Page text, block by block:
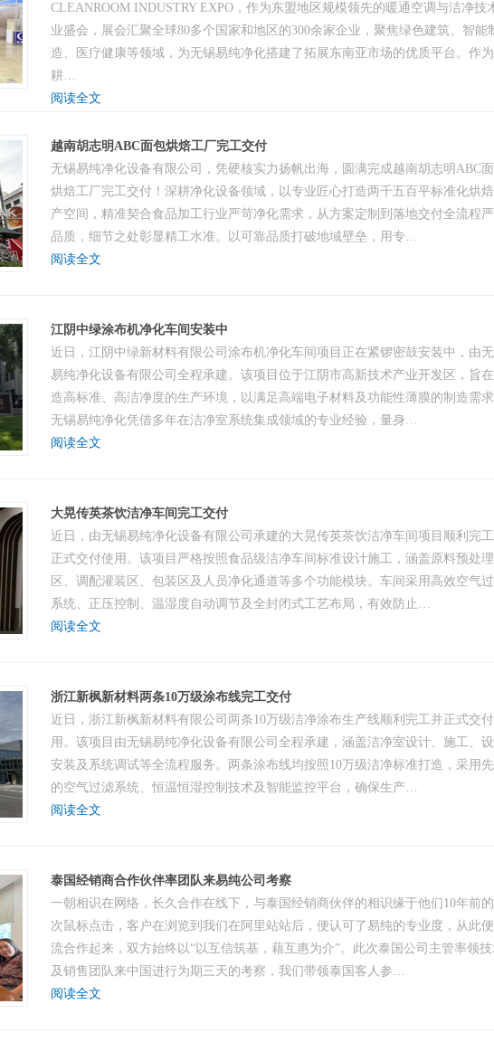
CLEANROOM INDUSTRY EXPO，作为东盟地区规模领先的暖通空调与洁净技
业盛会，展会汇聚全球80多个国家和地区的300余家企业，聚焦绿色建筑、智能
造、医疗健康等领域，为无锡易纯净化搭建了拓展东南亚市场的优质平台。作
耕…
阅读全文
越南胡志明ABC面包烘焙工厂完工交付
无锡易纯净化设备有限公司，凭硬核实力扬帆出海，圆满完成越南胡志明ABC
烘焙工厂完工交付！深耕净化设备领域，以专业匠心打造两千五百平标准化烘
产空间，精准契合食品加工行业严苛净化需求，从方案定制到落地交付全流程
品质，细节之处彰显精工水准。以可靠品质打破地域壁垒，用专…
阅读全文
江阴中绿涂布机净化车间安装中
近日，江阴中绿新材料有限公司涂布机净化车间项目正在紧锣密鼓安装中，由
易纯净化设备有限公司全程承建。该项目位于江阴市高新技术产业开发区，旨
造高标准、高洁净度的生产环境，以满足高端电子材料及功能性薄膜的制造需求
无锡易纯净化凭借多年在洁净室系统集成领域的专业经验，量身…
阅读全文
大晃传英茶饮洁净车间完工交付
近日，由无锡易纯净化设备有限公司承建的大晃传英茶饮洁净车间项目顺利完
正式交付使用。该项目严格按照食品级洁净车间标准设计施工，涵盖原料预处理
区、调配灌装区、包装区及人员净化通道等多个功能模块。车间采用高效空气
系统、正压控制、温湿度自动调节及全封闭式工艺布局，有效防止…
阅读全文
浙江新枫新材料两条10万级涂布线完工交付
近日，浙江新枫新材料有限公司两条10万级洁净涂布生产线顺利完工并正式交
用。该项目由无锡易纯净化设备有限公司全程承建，涵盖洁净室设计、施工、
安装及系统调试等全流程服务。两条涂布线均按照10万级洁净标准打造，采用
的空气过滤系统、恒温恒湿控制技术及智能监控平台，确保生产…
阅读全文
泰国经销商合作伙伴率团队来易纯公司考察
一朝相识在网络，长久合作在线下，与泰国经销商伙伴的相识缘于他们10年前
次鼠标点击，客户在浏览到我们在阿里站站后，便认可了易纯的专业度，从此
流合作起来，双方始终以“以互信筑基，藉互惠为介”。此次泰国公司主管率领
及销售团队来中国进行为期三天的考察，我们带领泰国客人参…
阅读全文